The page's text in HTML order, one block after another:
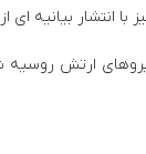
با انتشار
ارتش روسیه